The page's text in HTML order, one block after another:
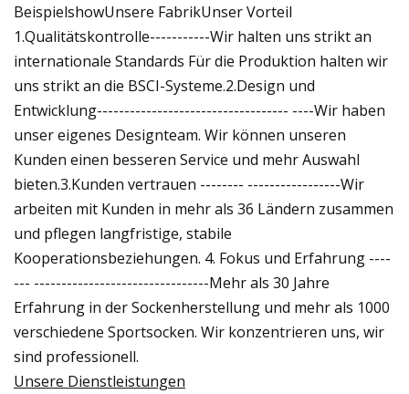
BeispielshowUnsere FabrikUnser Vorteil
1.Qualitätskontrolle-----------Wir halten uns strikt an
internationale Standards Für die Produktion halten wir
uns strikt an die BSCI-Systeme.2.Design und
Entwicklung----------------------------------- ----Wir haben
unser eigenes Designteam. Wir können unseren
Kunden einen besseren Service und mehr Auswahl
bieten.3.Kunden vertrauen -------- -----------------Wir
arbeiten mit Kunden in mehr als 36 Ländern zusammen
und pflegen langfristige, stabile
Kooperationsbeziehungen. 4. Fokus und Erfahrung ----
--- --------------------------------Mehr als 30 Jahre
Erfahrung in der Sockenherstellung und mehr als 1000
verschiedene Sportsocken. Wir konzentrieren uns, wir
sind professionell.
Unsere Dienstleistungen